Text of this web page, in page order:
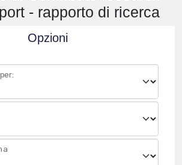
- rapporto di ricerca
Opzioni